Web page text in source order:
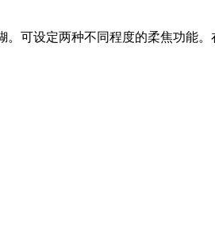
可设定两种不同程度的柔焦功能。